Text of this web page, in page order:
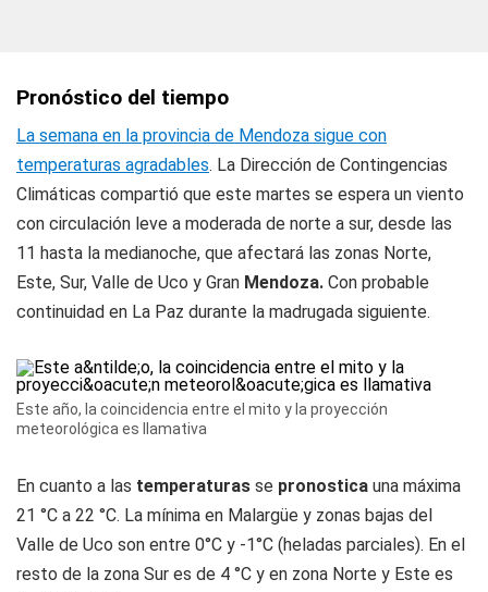
Pronóstico del tiempo
La semana en la provincia de Mendoza sigue con
temperaturas agradables. La Dirección de Contingencias
Climáticas compartió que este martes se espera un viento
con circulación leve a moderada de norte a sur, desde las
11 hasta la medianoche, que afectará las zonas Norte,
Este, Sur, Valle de Uco y Gran Mendoza. Con probable
continuidad en La Paz durante la madrugada siguiente.
Este año, la coincidencia entre el mito y la proyección
meteorológica es llamativa
En cuanto a las temperaturas se pronostica una máxima
21 °C a 22 °C. La mínima en Malargüe y zonas bajas del
Valle de Uco son entre 0°C y -1°C (heladas parciales). En el
resto de la zona Sur es de 4 °C y en zona Norte y Este es